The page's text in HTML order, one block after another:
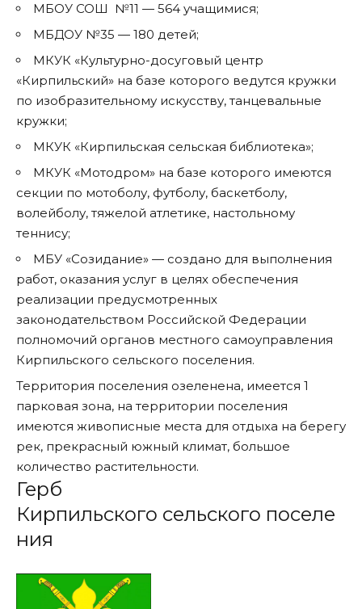
МБОУ СОШ №11 — 564 учащимися;
МБДОУ №35 — 180 детей;
МКУК «Культурно-досуговый центр
«Кирпильский» на базе которого ведутся кружки
по изобразительному искусству, танцевальные
кружки;
МКУК «Кирпильская сельская библиотека»;
МКУК «Мотодром» на базе которого имеются
секции по мотоболу, футболу, баскетболу,
волейболу, тяжелой атлетике, настольному
теннису;
МБУ «Созидание» — создано для выполнения
работ, оказания услуг в целях обеспечения
реализации предусмотренных
законодательством Российской Федерации
полномочий органов местного самоуправления
Кирпильского сельского поселения.
Территория поселения озеленена, имеется 1
парковая зона, на территории поселения
имеются живописные места для отдыха на берегу
рек, прекрасный южный климат, большое
количество растительности.
Герб
Кирпильского сельского поселе
ния